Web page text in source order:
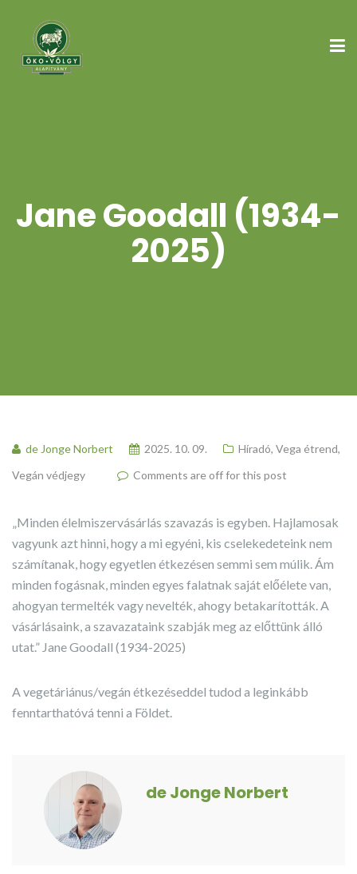
Jane Goodall (1934-
2025)
de Jonge Norbert 2025. 10. 09. Híradó, Vega étrend,
Vegán védjegy
Comments are off for this post
„Minden élelmiszervásárlás szavazás is egyben. Hajlamosak
vagyunk azt hinni, hogy a mi egyéni, kis cselekedeteink nem
számítanak, hogy egyetlen étkezésen semmi sem múlik. Ám
minden fogásnak, minden egyes falatnak saját előélete van,
ahogyan termelték vagy nevelték, ahogy betakarították. A
vásárlásaink, a szavazataink szabják meg az előttünk álló
utat.” Jane Goodall (1934-2025)
A vegetáriánus/vegán étkezéseddel tudod a leginkább
fenntarthatóvá tenni a Földet.
de Jonge Norbert